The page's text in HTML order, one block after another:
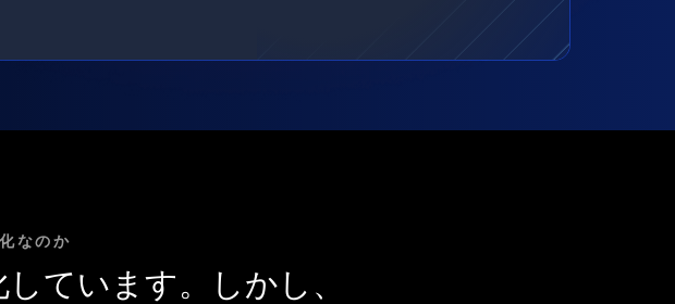
なのか
ています。しかし、